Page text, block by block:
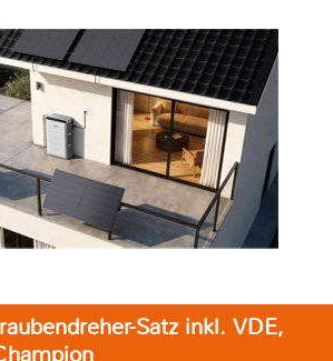
Satz inkl. VDE,